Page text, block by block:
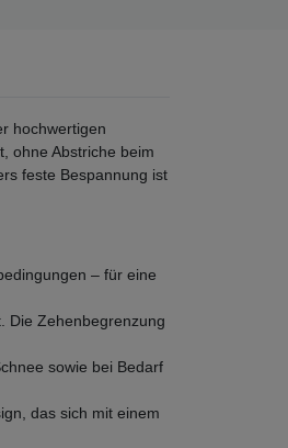
hochwertigen
ohne Abstriche beim
feste Bespannung ist
– für eine
Die Zehenbegrenzung
sowie bei Bedarf
das sich mit einem